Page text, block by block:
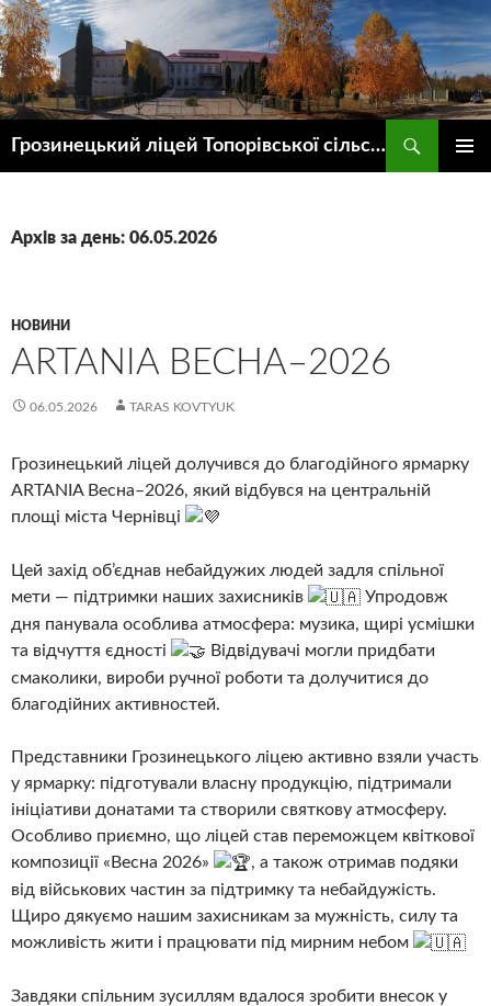
Грозинецький ліцей Топорівської сільської ради
Архів за день: 06.05.2026
НОВИНИ
ARTANIA ВЕСНА–2026
06.05.2026 TARAS KOVTYUK
Грозинецький ліцей долучився до благодійного ярмарку
ARTANIA Весна–2026, який відбувся на центральній
площі міста Чернівці
Цей захід об’єднав небайдужих людей задля спільної
мети — підтримки наших захисників
Упродовж
дня панувала особлива атмосфера: музика, щирі усмішки
та відчуття єдності
Відвідувачі могли придбати
смаколики, вироби ручної роботи та долучитися до
благодійних активностей.
Представники Грозинецького ліцею активно взяли участь
у ярмарку: підготували власну продукцію, підтримали
ініціативи донатами та створили святкову атмосферу.
Особливо приємно, що ліцей став переможцем квіткової
композиції «Весна 2026»
, а також отримав подяки
від військових частин за підтримку та небайдужість.
Щиро дякуємо нашим захисникам за мужність, силу та
можливість жити і працювати під мирним небом
Завдяки спільним зусиллям вдалося зробити внесок у